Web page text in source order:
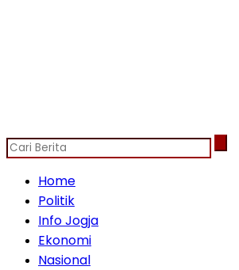
Home
Politik
Info Jogja
Ekonomi
Nasional